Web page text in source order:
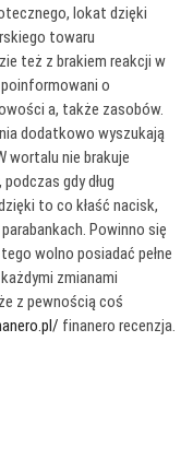
lokat dzięki
towaru
też z brakiem reakcji w
o
a, także zasobów.
dodatkowo wyszukają
wortalu nie brakuje
gdy dług
to co kłaść nacisk,
Powinno się
wolno posiadać pełne
zmianami
z pewnością coś
finanero recenzja.